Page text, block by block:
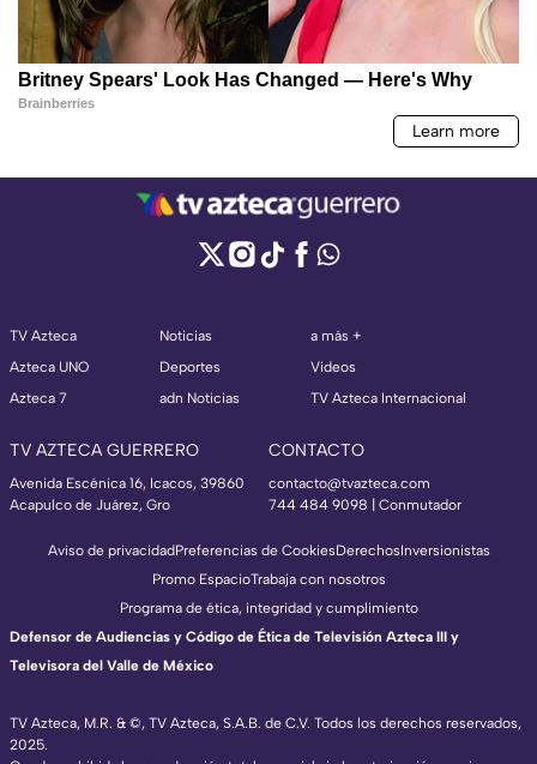
TV Azteca
Azteca UNO
Azteca 7
Noticias
Deportes
adn Noticias
a más +
Videos
TV Azteca Internacional
TV AZTECA GUERRERO
Avenida Escénica 16, Icacos, 39860
Acapulco de Juárez, Gro
CONTACTO
contacto@tvazteca.com
744 484 9098 | Conmutador
TV Azteca, M.R. & ©, TV Azteca, S.A.B. de C.V. Todos los derechos reservados,
2025.
Aviso de privacidadPreferencias de CookiesDerechosInversionistas
Promo EspacioTrabaja con nosotros
Programa de ética, integridad y cumplimiento
Defensor de Audiencias y Código de Ética de Televisión Azteca III y
Televisora del Valle de México